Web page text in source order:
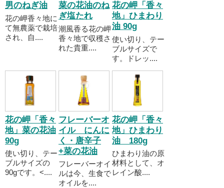
男のねぎ油
花の岬香々地に
て無農薬で栽培
され、自....
菜の花油のね
ぎ塩たれ
潮風香る花の岬
香々地で収穫さ
れた貴重....
花の岬「香々
地」ひまわり
油 90g
使い切り、テー
ブルサイズで
す。ドレッ....
花の岬「香々
地」菜の花油
90g
使い切り、テー
ブルサイズの
90gです。<....
フレーバーオ
イル にんに
く・唐辛子
+菜の花油
フレーバーオイ
ルは今、生食で
オイルを....
花の岬「香々
地」ひまわり
油 180g
ひまわり油の原
材料として、オ
レイン酸....